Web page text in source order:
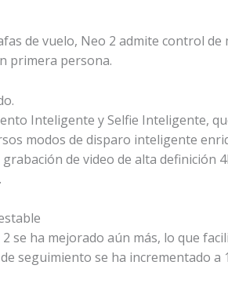
de vuelo, Neo 2 admite control
primera persona.
Inteligente y Selfie Inteligente,
modos de disparo inteligente
de video de alta definición
se ha mejorado aún más, lo que
seguimiento se ha incrementado a